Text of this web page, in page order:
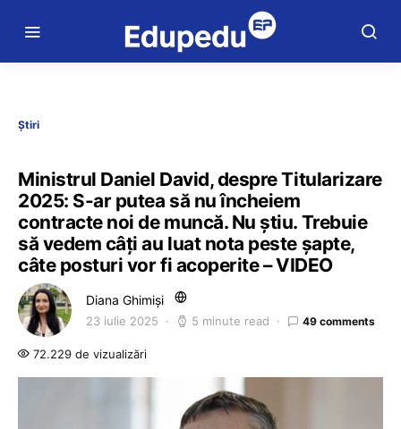
Știri
Ministrul Daniel David, despre Titularizare
2025: S-ar putea să nu încheiem
contracte noi de muncă. Nu știu. Trebuie
să vedem câți au luat nota peste șapte,
câte posturi vor fi acoperite – VIDEO
Diana Ghimiși
23 iulie 2025 5 minute read 49 comments
72.229 de vizualizări